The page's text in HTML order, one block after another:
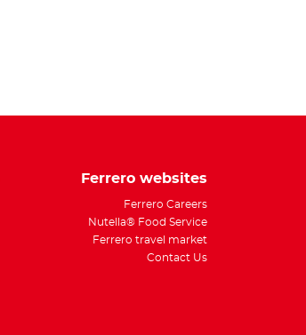
Ferrero websites
Ferrero Careers
Nutella® Food Service
Ferrero travel market
Contact Us